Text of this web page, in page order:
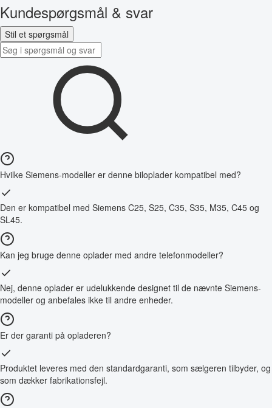
Kundespørgsmål & svar
Stil et spørgsmål
Hvilke Siemens-modeller er denne biloplader kompatibel med?
Den er kompatibel med Siemens C25, S25, C35, S35, M35, C45 og
SL45.
Kan jeg bruge denne oplader med andre telefonmodeller?
Nej, denne oplader er udelukkende designet til de nævnte Siemens-
modeller og anbefales ikke til andre enheder.
Er der garanti på opladeren?
Produktet leveres med den standardgaranti, som sælgeren tilbyder, og
som dækker fabrikationsfejl.